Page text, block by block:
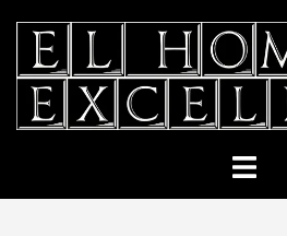
contenido
Alternar